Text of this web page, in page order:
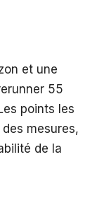
et une
55
points les
mesures,
de la